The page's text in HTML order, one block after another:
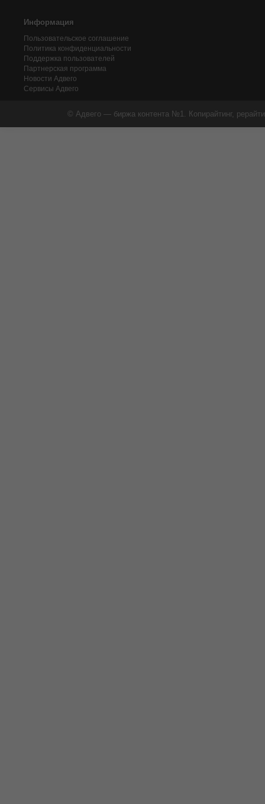
Информация
Пользовательское соглашение
Политика конфиденциальности
Поддержка пользователей
Партнерская программа
Новости Адвего
Сервисы Адвего
© Адвего — биржа контента №1. Копирайтинг,